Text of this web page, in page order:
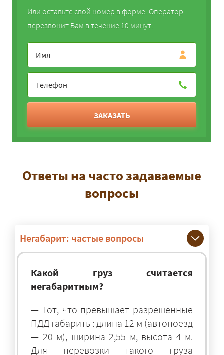
Или оставьте свой номер в форме. Оператор
перезвонит Вам в течение 10 минут.
ЗАКАЗАТЬ
Ответы на часто задаваемые
вопросы
Негабарит: частые вопросы
Какой груз считается
негабаритным?
— Тот, что превышает разрешённые
ПДД габариты: длина 12 м (автопоезд
— 20 м), ширина 2,55 м, высота 4 м.
Для перевозки такого груза